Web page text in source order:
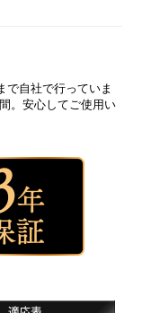
で自社で行っていま
。安心してご使用い